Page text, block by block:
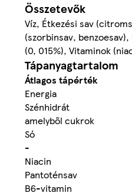
Összetevők
Víz, Étkezési sav
(szorbinsav,
(0, 015%), Vitaminok
Tápanyagtartalom
Átlagos tápérték
Energia
Szénhidrát
amelyből cukrok
Só
-
Niacin
Pantoténsav
B6-vitamin